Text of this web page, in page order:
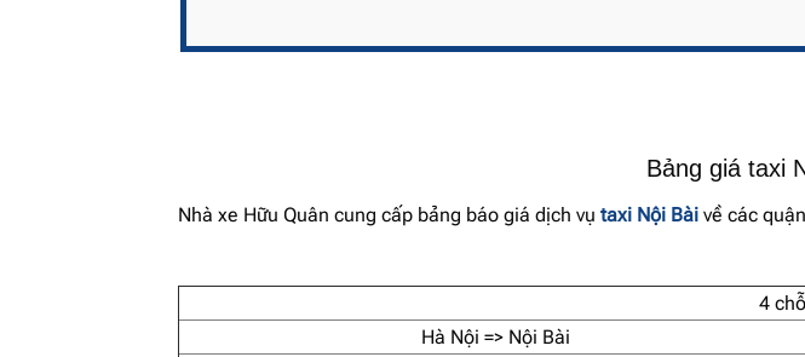
Bảng giá taxi
Nhà xe Hữu Quân cung cấp bảng báo giá dịch vụ taxi Nội Bài về các
4
Hà Nội => Nội Bài